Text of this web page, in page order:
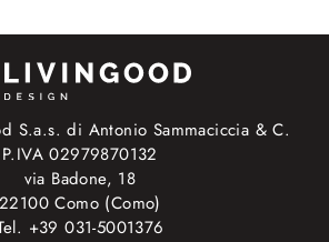
S.a.s. di Antonio Sammaciccia & C.
P.IVA 02979870132
via Badone, 18
22100 Como (Como)
+39 031-5001376